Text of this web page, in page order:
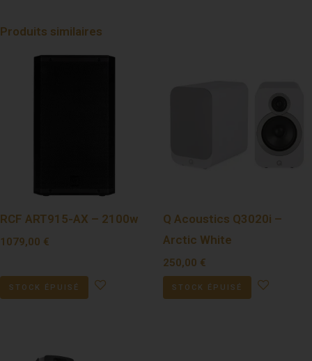
Produits similaires
RCF ART915-AX – 2100w
1079,00 €
STOCK ÉPUISÉ
Q Acoustics Q3020i –
Arctic White
250,00 €
STOCK ÉPUISÉ